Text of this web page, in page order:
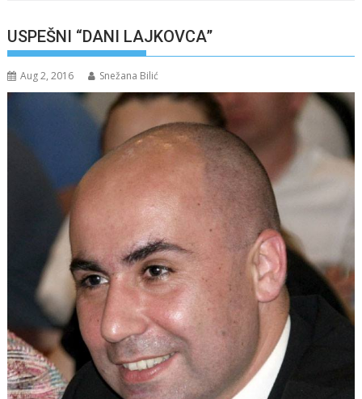
USPEŠNI “DANI LAJKOVCA”
Aug 2, 2016 Snežana Bilić